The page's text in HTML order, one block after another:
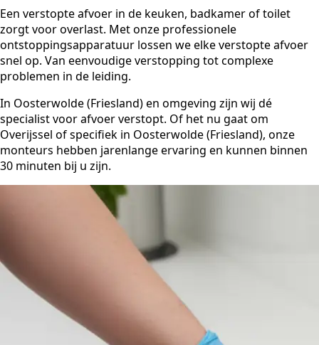
Een verstopte afvoer in de keuken, badkamer of toilet
zorgt voor overlast. Met onze professionele
ontstoppingsapparatuur lossen we elke verstopte afvoer
snel op. Van eenvoudige verstopping tot complexe
problemen in de leiding.
In Oosterwolde (Friesland) en omgeving zijn wij dé
specialist voor afvoer verstopt. Of het nu gaat om
Overijssel of specifiek in Oosterwolde (Friesland), onze
monteurs hebben jarenlange ervaring en kunnen binnen
30 minuten bij u zijn.